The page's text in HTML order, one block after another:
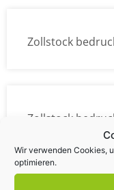
Wir verwenden Cookies,
optimieren.
Zollstock
Zollstock